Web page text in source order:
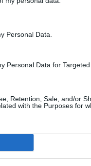
Personal Data.
Personal Data for Targeted
Retention, Sale, and/or
with the Purposes for
Αιγαίου.